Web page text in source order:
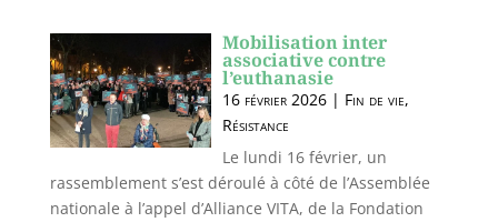
Mobilisation inter
associative contre
l’euthanasie
16 février 2026| Fin de vie,
Résistance
Le lundi 16 février, un
rassemblement s’est déroulé à côté de l’Assemblée
nationale à l’appel d’Alliance VITA, de la Fondation